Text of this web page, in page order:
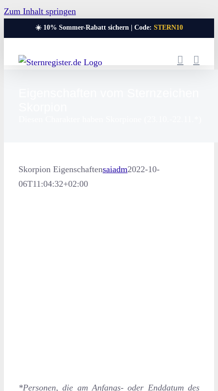
Zum Inhalt springen
☀️ 10% Sommer-Rabatt sichern | Code: STERN10
Skorpion Eigenschaftensaiadm2022-10-
06T11:04:32+02:00
*Personen, die am Anfangs- oder Enddatum des